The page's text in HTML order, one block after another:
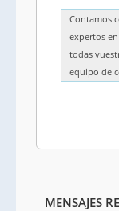
Contamos
expertos
todas
equipo de
MENSAJES